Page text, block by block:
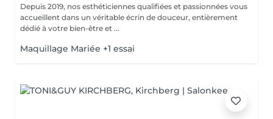
Depuis 2019, nos esthéticiennes qualifiées et passionnées vous
accueillent dans un véritable écrin de douceur, entièrement
dédié à votre bien-être et ...
Maquillage Mariée +1 essai